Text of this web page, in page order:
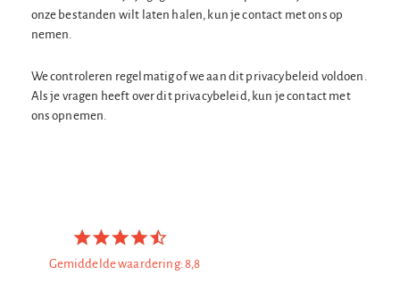
onze bestanden wilt laten halen, kun je contact met ons op
nemen.
We controleren regelmatig of we aan dit privacybeleid voldoen.
Als je vragen heeft over dit privacybeleid, kun je contact met
ons opnemen.
Gemiddelde waardering: 8,8